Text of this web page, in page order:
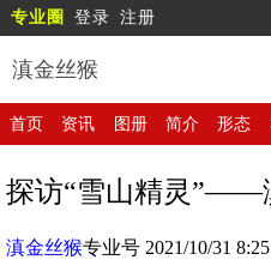
专业圈 登录 注册
滇金丝猴
首页 资讯 图册 简介 形态
探访“雪山精灵”——
滇金丝猴专业号 2021/10/31